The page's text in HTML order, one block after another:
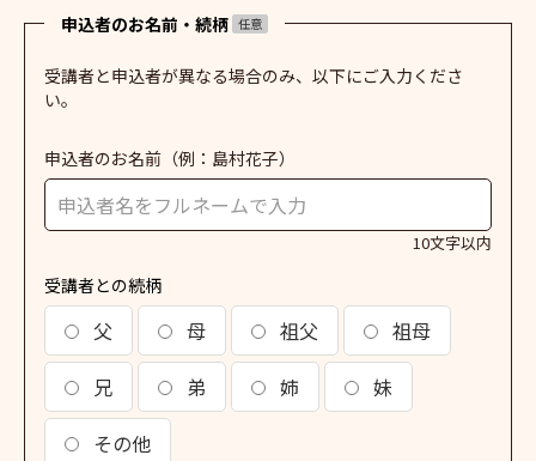
申込者のお名前・続柄 任意
受講者と申込者が異なる場合のみ、以下にご入力くださ
い。
申込者のお名前 （例：島村花子）
10文字以内
受講者との続柄
父 母 祖父
祖母
兄
弟 姉
妹
その他